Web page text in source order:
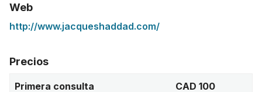
Web
http://www.jacqueshaddad.com/
Precios
Primera consulta CAD 100